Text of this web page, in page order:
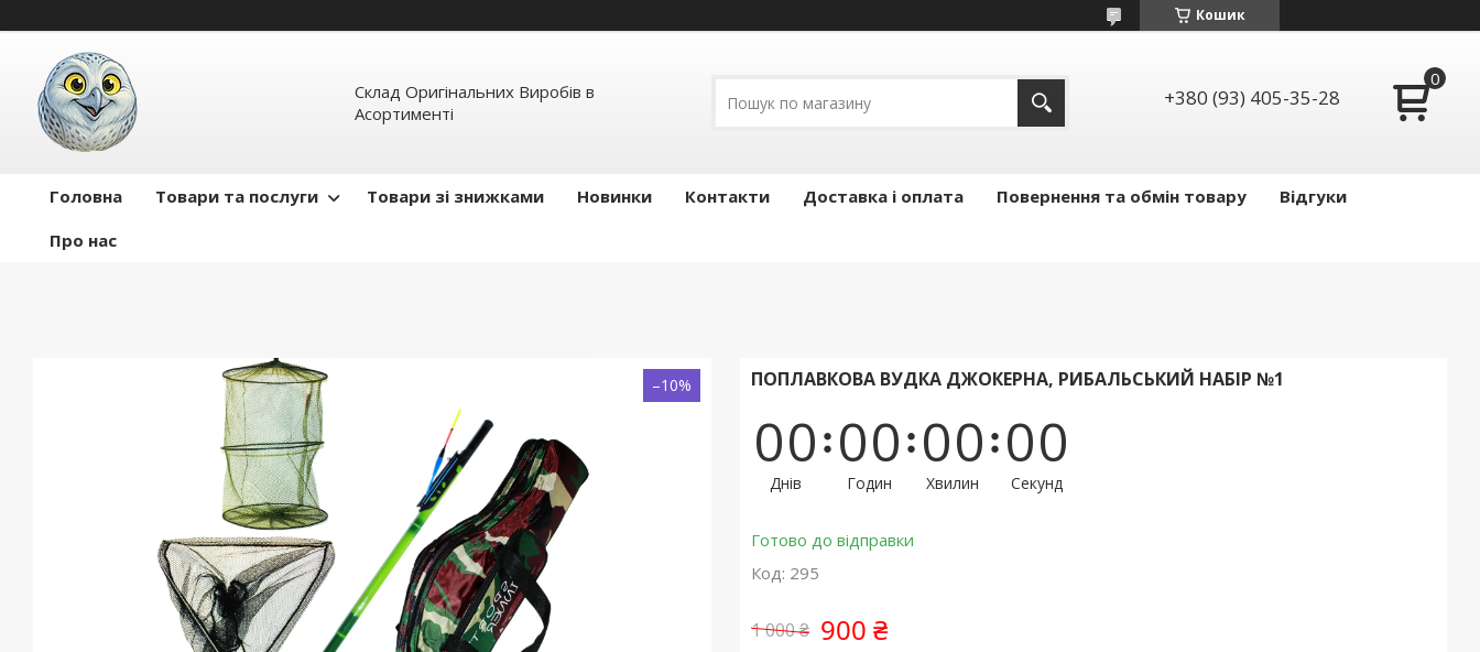
Кошик
Склад Оригінальних Виробів в
Асортименті
+380 (93) 405-35-28
Головна Товари та послуги Товари зі знижками Новинки Контакти Доставка і оплата Повернення та обмін товару
Відгуки
Про нас
–10% ПОПЛАВКОВА ВУДКА ДЖОКЕРНА, РИБАЛЬСЬКИЙ НАБІР №1
00
Днів
00
Годин
00
Хвилин
00
Секунд
Готово до відправки
Код: 295
1 000 ₴ 900 ₴